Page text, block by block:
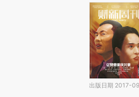
出版日期 2017-